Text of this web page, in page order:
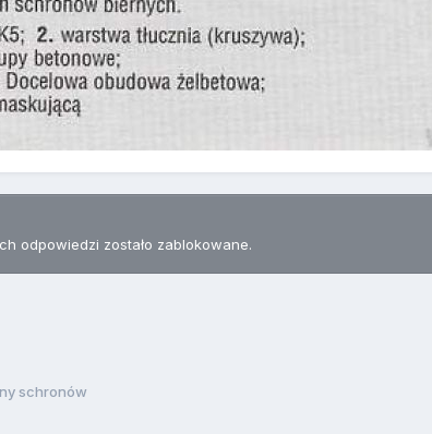
odpowiedzi zostało zablokowane.
schronów